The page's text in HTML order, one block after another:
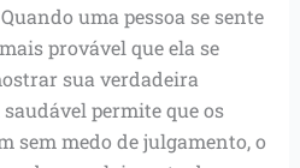
uma pessoa se sente
provável que ela se
sua verdadeira
permite que os
sem medo de julgamento, o